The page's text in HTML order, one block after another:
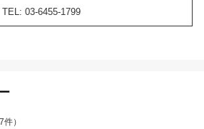
03-6455-1799
7件）